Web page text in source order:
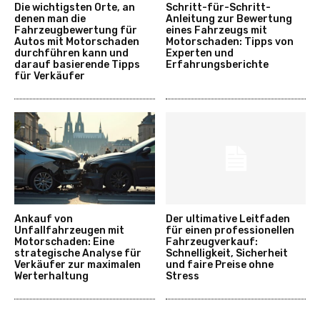
Die wichtigsten Orte, an
denen man die
Fahrzeugbewertung für
Autos mit Motorschaden
durchführen kann und
darauf basierende Tipps
für Verkäufer
Schritt-für-Schritt-
Anleitung zur Bewertung
eines Fahrzeugs mit
Motorschaden: Tipps von
Experten und
Erfahrungsberichte
Ankauf von
Unfallfahrzeugen mit
Motorschaden: Eine
strategische Analyse für
Verkäufer zur maximalen
Werterhaltung
Der ultimative Leitfaden
für einen professionellen
Fahrzeugverkauf:
Schnelligkeit, Sicherheit
und faire Preise ohne
Stress